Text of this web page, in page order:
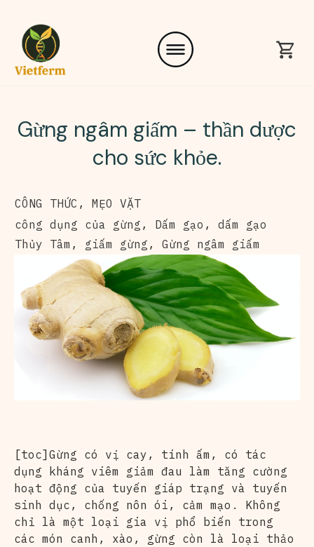
Gừng ngâm giấm – thần dược
cho sức khỏe.
CÔNG THỨC , MẸO VẶT
công dụng của gừng , Dấm gạo , dấm gạo
Thủy Tâm , giấm gừng , Gừng ngâm giấm
[toc]Gừng có vị cay, tính ấm, có tác
dụng kháng viêm giảm đau làm tăng cường
hoạt động của tuyến giáp trạng và tuyến
sinh dục, chống nôn ói, cảm mạo. Không
chỉ là một loại gia vị phổ biến trong
các món canh, xào, gừng còn là loại thảo